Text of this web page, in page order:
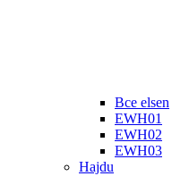
Все elsen
EWH01
EWH02
EWH03
Hajdu